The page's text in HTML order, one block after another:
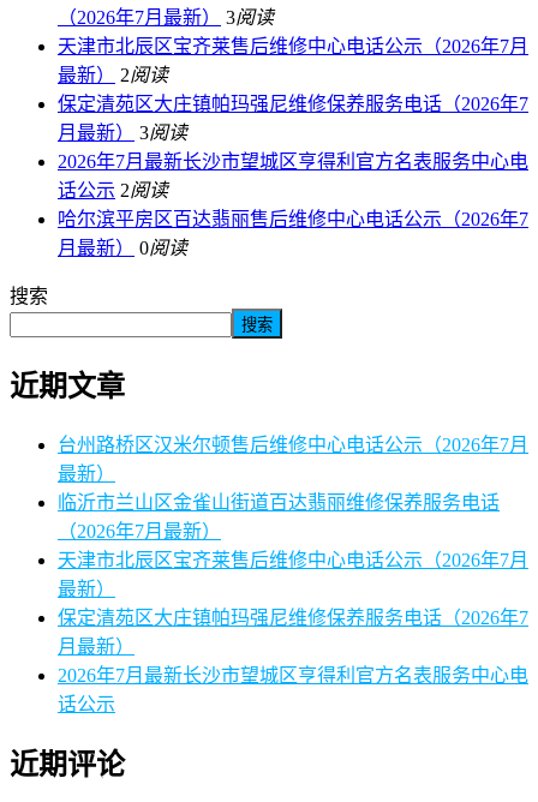
（2026年7月最新） 3阅读
天津市北辰区宝齐莱售后维修中心电话公示（2026年7月
最新）
2阅读
保定清苑区大庄镇帕玛强尼维修保养服务电话（2026年7
月最新）
3阅读
2026年7月最新长沙市望城区亨得利官方名表服务中心电
话公示 2阅读
哈尔滨平房区百达翡丽售后维修中心电话公示（2026年7
月最新）
0阅读
搜索
搜索
近期文章
台州路桥区汉米尔顿售后维修中心电话公示（2026年7月
最新）
临沂市兰山区金雀山街道百达翡丽维修保养服务电话
（2026年7月最新）
天津市北辰区宝齐莱售后维修中心电话公示（2026年7月
最新）
保定清苑区大庄镇帕玛强尼维修保养服务电话（2026年7
月最新）
2026年7月最新长沙市望城区亨得利官方名表服务中心电
话公示
近期评论